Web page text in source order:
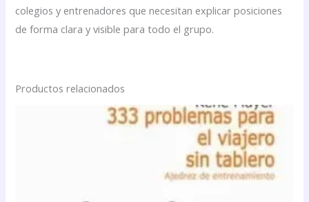
colegios y entrenadores que necesitan explicar posiciones
de forma clara y visible para todo el grupo.
Productos relacionados